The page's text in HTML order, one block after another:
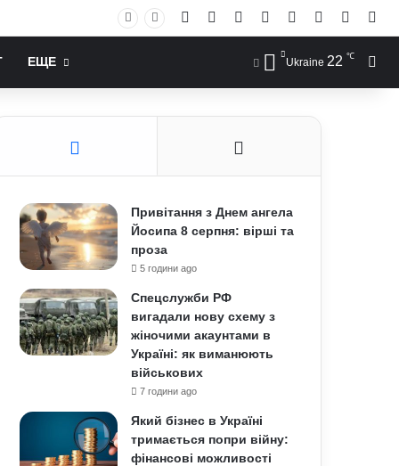
Facebook YouTubeInstagram
RSS Log In
ЕЩЕ Ukraine 22 ℃
Привітання з Днем ангела
Йосипа 8 серпня: вірші та
проза
5 години ago
Спецслужби РФ
вигадали нову схему з
жіночими акаунтами в
Україні: як виманюють
військових
7 години ago
Який бізнес в Україні
тримається попри війну:
фінансові можливості